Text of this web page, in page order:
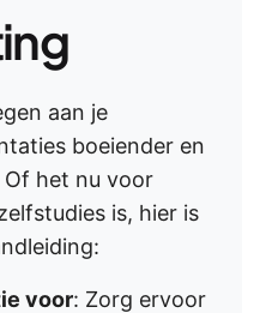
aan je
boeiender en
Of het nu voor
is, hier is
voor: Zorg ervoor